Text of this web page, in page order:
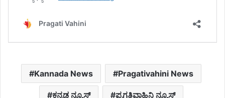
Kannada News Pragativahini News
ಕನ್ನಡ ನ್ಯೂಸ್ ಪ್ರಗತಿವಾಹಿನಿ ನ್ಯೂಸ್